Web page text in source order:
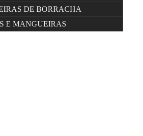
DE BORRACHA
E MANGUEIRAS